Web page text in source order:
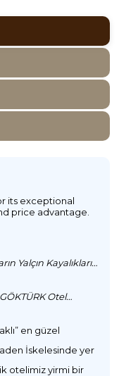
its exceptional
price advantage.
Yalçın Kayalıkları…
Otel…
en güzel
İskelesinde yer
otelimiz yirmi bir